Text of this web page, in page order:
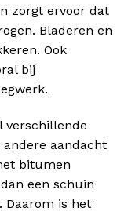
zorgt ervoor dat
Bladeren en
Ook
bij
verschillende
andere aandacht
bitumen
een schuin
Daarom is het